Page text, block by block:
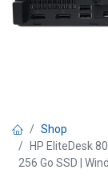
Shop
HP EliteDesk
256 Go SSD |